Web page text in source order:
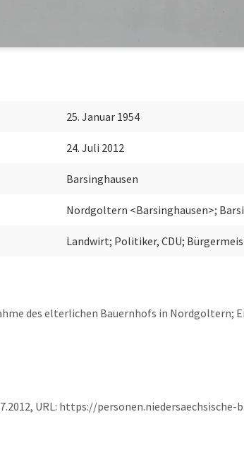
25. Januar 1954
24. Juli 2012
Barsinghausen
Nordgoltern <Barsinghausen>;
Landwirt; Politiker, CDU;
des elterlichen Bauernhofs in Nordgoltern;
URL: https://